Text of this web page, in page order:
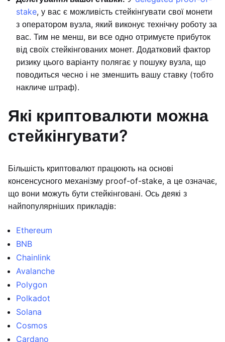
stake, у вас є можливість стейкінгувати свої монети
з оператором вузла, який виконує технічну роботу за
вас. Тим не менш, ви все одно отримуєте прибуток
від своїх стейкінгованих монет. Додатковий фактор
ризику цього варіанту полягає у пошуку вузла, що
поводиться чесно і не зменшить вашу ставку (тобто
накличе штраф).
Які криптовалюти можна
стейкінгувати?
Більшість криптовалют працюють на основі
консенсусного механізму proof-of-stake, а це означає,
що вони можуть бути стейкінговані. Ось деякі з
найпопулярніших прикладів:
Ethereum
BNB
Chainlink
Avalanche
Polygon
Polkadot
Solana
Cosmos
Cardano